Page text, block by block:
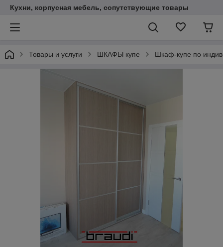
Кухни, корпусная мебель, сопутствующие товары
Товары и услуги ШКАФЫ купе Шкаф-купе по